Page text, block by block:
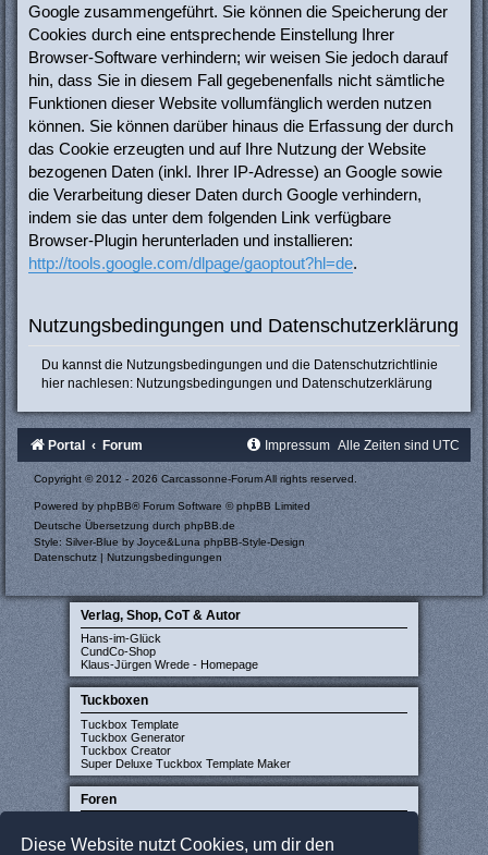
Diese Website nutzt Cookies, um dir den
Google zusammengeführt. Sie können die Speicherung der
Cookies durch eine entsprechende Einstellung Ihrer
Browser-Software verhindern; wir weisen Sie jedoch darauf
hin, dass Sie in diesem Fall gegebenenfalls nicht sämtliche
Funktionen dieser Website vollumfänglich werden nutzen
können. Sie können darüber hinaus die Erfassung der durch
das Cookie erzeugten und auf Ihre Nutzung der Website
bezogenen Daten (inkl. Ihrer IP-Adresse) an Google sowie
die Verarbeitung dieser Daten durch Google verhindern,
indem sie das unter dem folgenden Link verfügbare
Browser-Plugin herunterladen und installieren:
http://tools.google.com/dlpage/gaoptout?hl=de.
Nutzungsbedingungen und Datenschutzerklärung
Du kannst die Nutzungsbedingungen und die Datenschutzrichtlinie
hier nachlesen: Nutzungsbedingungen und Datenschutzerklärung
Portal Forum Alle Zeiten sind UTC
Impressum
Copyright © 2012 - 2026 Carcassonne-Forum All rights reserved.
Powered byphpBB® Forum Software © phpBB Limited
Deutsche Übersetzung durch phpBB.de
Style: Silver-Blue by Joyce&Luna phpBB-Style-Design
Datenschutz | Nutzungsbedingungen
Verlag, Shop, CoT & Autor
Hans-im-Glück
CundCo-Shop
Klaus-Jürgen Wrede - Homepage
Tuckboxen
Tuckbox Template
Tuckbox Generator
Tuckbox Creator
Super Deluxe Tuckbox Template Maker
Foren
CarcassonneCentral (englisch)
Carcassonne Latvija (lettisch)